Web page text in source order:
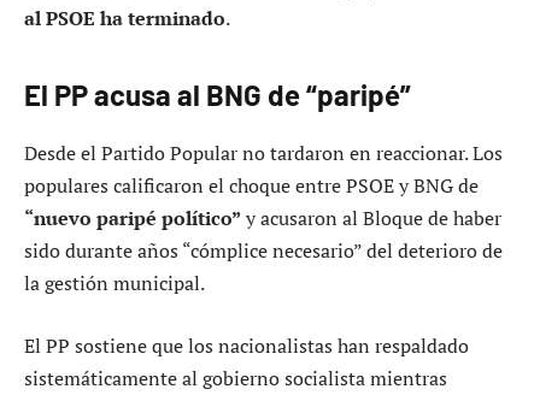
al PSOE ha terminado.
El PP acusa al BNG de “paripé”
Desde el Partido Popular no tardaron en reaccionar. Los
populares calificaron el choque entre PSOE y BNG de
“nuevo paripé político” y acusaron al Bloque de haber
sido durante años “cómplice necesario” del deterioro de
la gestión municipal.
El PP sostiene que los nacionalistas han respaldado
sistemáticamente al gobierno socialista mientras